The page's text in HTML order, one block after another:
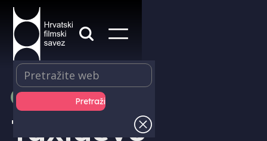
PRODUKCIJA
Taxideyo